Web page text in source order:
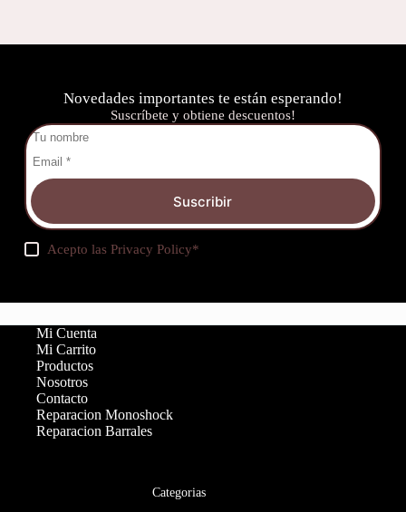
Novedades importantes te están esperando!
Suscríbete y obtiene descuentos!
Suscribir
Acepto lasPrivacy Policy*
Mi Cuenta
Mi Carrito
Productos
Nosotros
Contacto
Reparacion Monoshock
Reparacion Barrales
Categorias